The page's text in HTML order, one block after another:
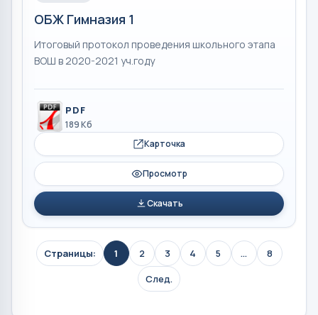
ОБЖ Гимназия 1
Итоговый протокол проведения школьного этапа
ВОШ в 2020-2021 уч.году
PDF
189 Кб
Карточка
Просмотр
Скачать
Страницы: 1 2 3 4 5 ...
8
След.